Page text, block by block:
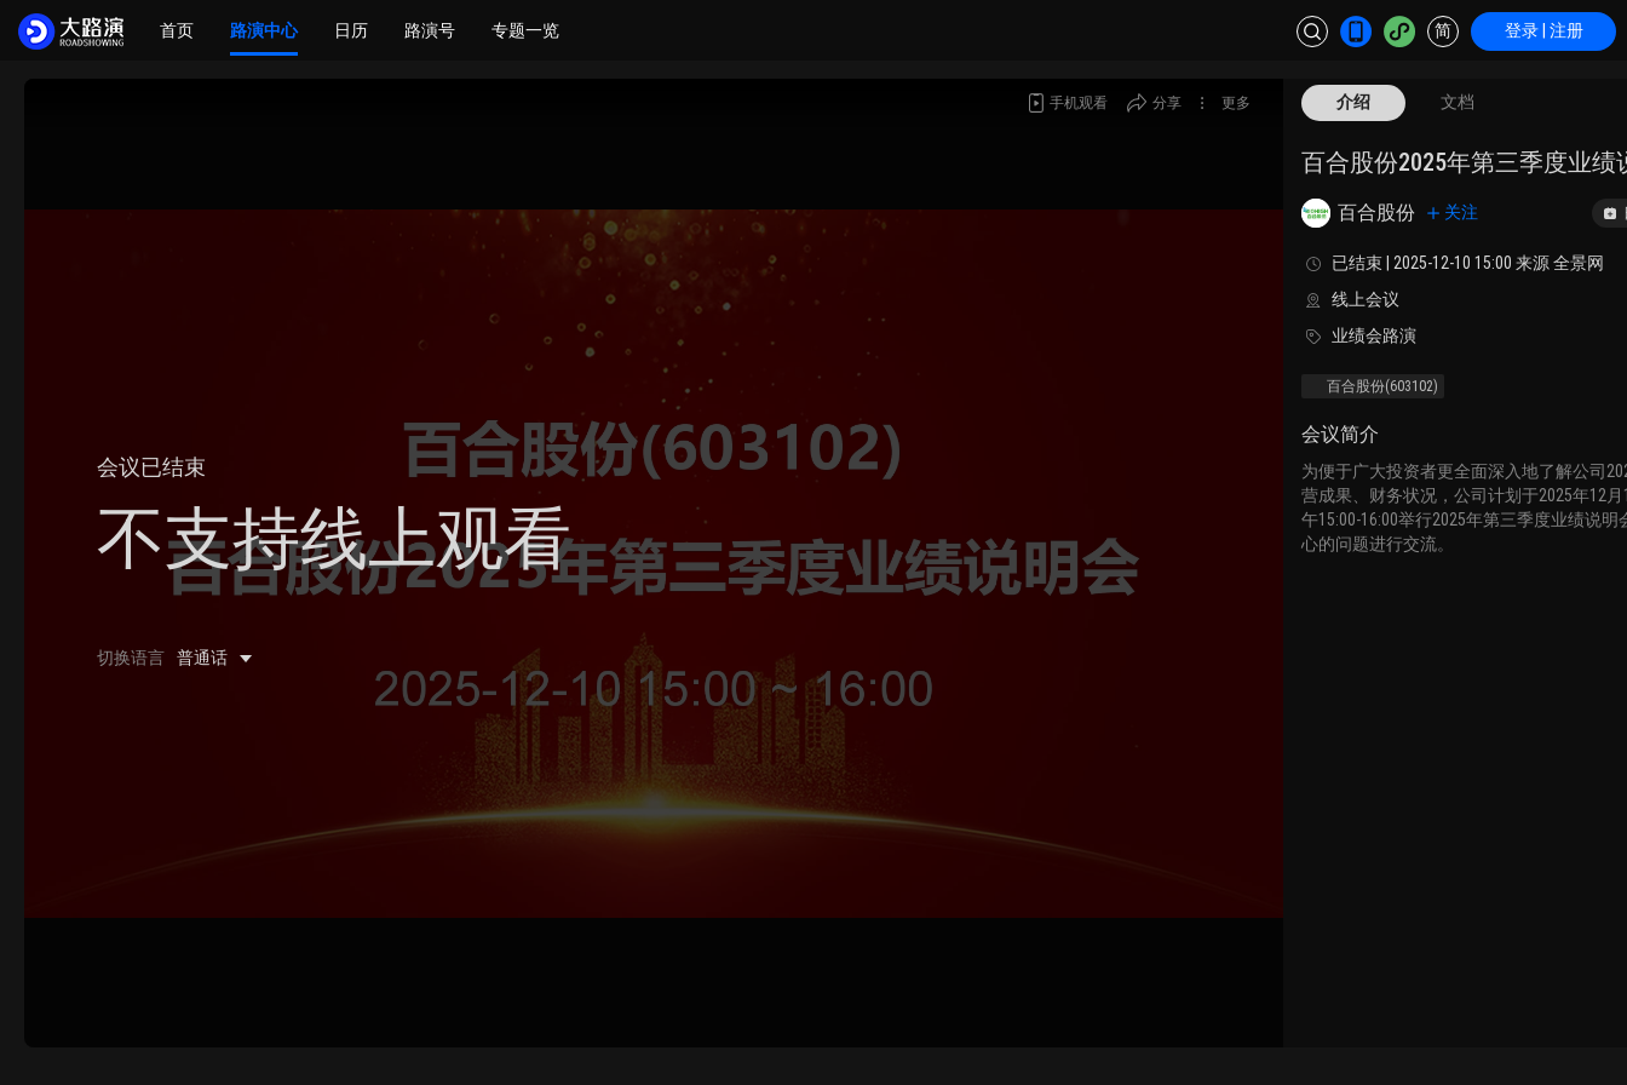
首页 路演中心 日历 路演号 专题一览 简 登录 | 注册
手机观看 分享 更多
会议已结束
不支持线上观看
切换语言 普通话
介绍 文档
百合股份2025年第三季度业绩
百合股份 关注
已结束 | 2025-12-10 15:00 来源 全景网
线上会议
业绩会路演
百合股份(603102)
会议简介
为便于广大投资者更全面深入地了解公司
营成果、财务状况，公司计划于2025年12
午15:00-16:00举行2025年第三季度业绩说
心的问题进行交流。
上传 请上传.jpg、.png、.gif格式图片，大小不超过5MB。
联系电话
联系邮箱 微信